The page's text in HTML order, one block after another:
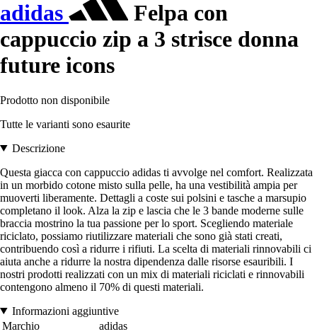
adidas
Felpa con
cappuccio zip a 3 strisce donna
future icons
Prodotto non disponibile
Tutte le varianti sono esaurite
Descrizione
Questa giacca con cappuccio adidas ti avvolge nel comfort. Realizzata
in un morbido cotone misto sulla pelle, ha una vestibilità ampia per
muoverti liberamente. Dettagli a coste sui polsini e tasche a marsupio
completano il look. Alza la zip e lascia che le 3 bande moderne sulle
braccia mostrino la tua passione per lo sport. Scegliendo materiale
riciclato, possiamo riutilizzare materiali che sono già stati creati,
contribuendo così a ridurre i rifiuti. La scelta di materiali rinnovabili ci
aiuta anche a ridurre la nostra dipendenza dalle risorse esauribili. I
nostri prodotti realizzati con un mix di materiali riciclati e rinnovabili
contengono almeno il 70% di questi materiali.
Informazioni aggiuntive
Marchio
adidas